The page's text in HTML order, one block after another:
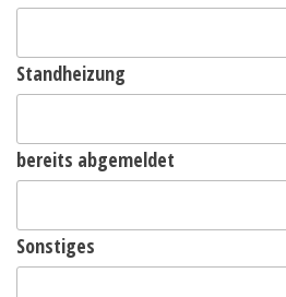
Standheizung
bereits abgemeldet
Sonstiges